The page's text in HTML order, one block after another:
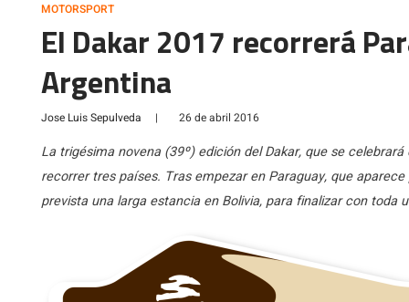
MOTORSPORT
El Dakar 2017 recorrerá
Argentina
Jose Luis Sepulveda | 26 de abril 2016
La trigésima novena (39º) edición del Dakar, que se
recorrer tres países. Tras empezar en Paraguay, que
prevista una larga estancia en Bolivia, para finalizar con toda